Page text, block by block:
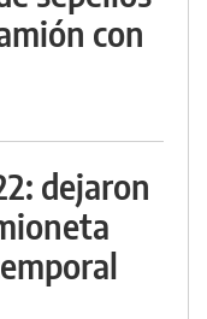
con
dejaron